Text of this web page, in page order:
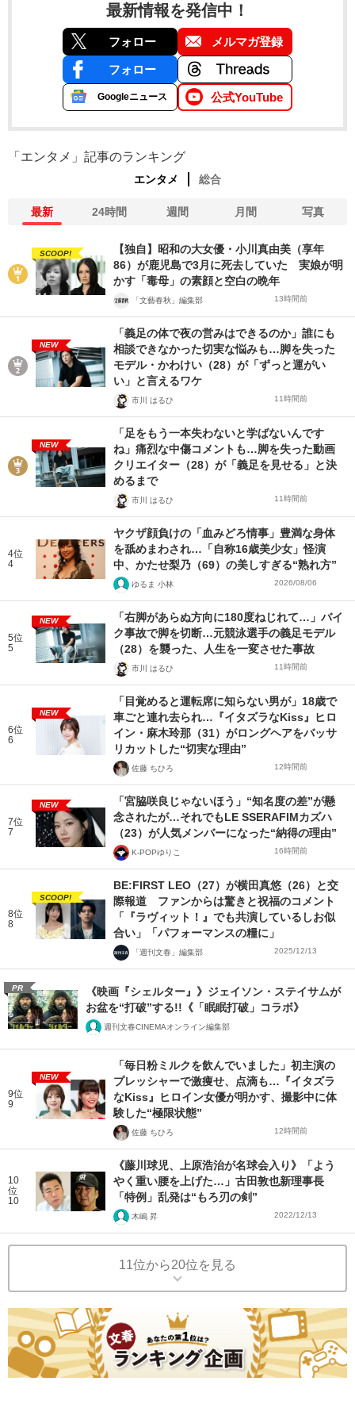
最新情報を発信中！
フォロー メルマガ登録
フォロー
Googleニュース 公式YouTube
「エンタメ」記事のランキング
エンタメ 総合
最新 24時間 週間 月間 写真
SCOOP!
【独自】昭和の大女優・小川真由美（享年
86）が鹿児島で3月に死去していた 実娘が明
かす「毒母」の素顔と空白の晩年
「文藝春秋」編集部 13時間前
NEW
「義足の体で夜の営みはできるのか」誰にも
相談できなかった切実な悩みも…脚を失った
モデル・かわけい（28）が「ずっと運がい
い」と言えるワケ
市川 はるひ 11時間前
NEW
「足をもう一本失わないと学ばないんです
ね」痛烈な中傷コメントも…脚を失った動画
クリエイター（28）が「義足を見せる」と決
めるまで
市川 はるひ 11時間前
4位
4
ヤクザ顔負けの「血みどろ情事」豊満な身体
を舐めまわされ…「自称16歳美少女」怪演
中、かたせ梨乃（69）の美しすぎる“熟れ方”
ゆるま 小林 2026/08/06
5位
5
NEW
「右脚があらぬ方向に180度ねじれて…」バイ
ク事故で脚を切断…元競泳選手の義足モデル
（28）を襲った、人生を一変させた事故
市川 はるひ 11時間前
6位
6
NEW
「目覚めると運転席に知らない男が」18歳で
車ごと連れ去られ…『イタズラなKiss』ヒロ
イン・麻木玲那（31）がロングヘアをバッサ
リカットした“切実な理由”
佐藤 ちひろ 12時間前
7位
7
NEW
「宮脇咲良じゃないほう」“知名度の差”が懸
念されたが…それでもLE SSERAFIMカズハ
（23）が人気メンバーになった“納得の理由”
K-POPゆりこ 16時間前
8位
8
SCOOP!
BE:FIRST LEO（27）が横田真悠（26）と交
際報道 ファンからは驚きと祝福のコメント
「『ラヴィット！』でも共演しているしお似
合い」「パフォーマンスの糧に」
「週刊文春」編集部 2025/12/13
PR
《映画『シェルター』》ジェイソン・ステイサムが
お盆を“打破”する!!《「眠眠打破」コラボ》
週刊文春CINEMAオンライン編集部
9位
9
NEW
「毎日粉ミルクを飲んでいました」初主演の
プレッシャーで激痩せ、点滴も…『イタズラ
なKiss』ヒロイン女優が明かす、撮影中に体
験した“極限状態”
佐藤 ちひろ 12時間前
10
位
10
《藤川球児、上原浩治が名球会入り》「よう
やく重い腰を上げた…」古田敦也新理事長
「特例」乱発は“もろ刃の剣”
木嶋 昇 2022/12/13
11位から20位を見る